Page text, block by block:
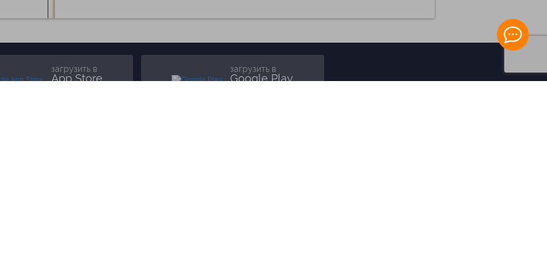
загрузить в
App Store
загрузить в
Google Play